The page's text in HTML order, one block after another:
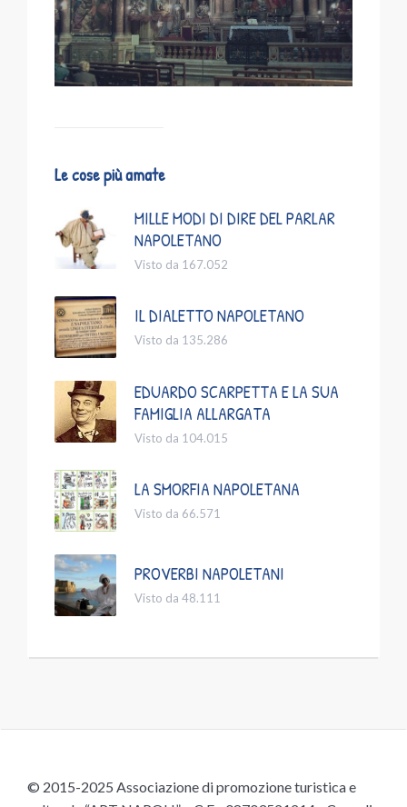
Le cose più amate
MILLE MODI DI DIRE DEL PARLAR
NAPOLETANO
Visto da 167.052
IL DIALETTO NAPOLETANO
Visto da 135.286
EDUARDO SCARPETTA E LA SUA
FAMIGLIA ALLARGATA
Visto da 104.015
LA SMORFIA NAPOLETANA
Visto da 66.571
PROVERBI NAPOLETANI
Visto da 48.111
© 2015-2025 Associazione di promozione turistica e